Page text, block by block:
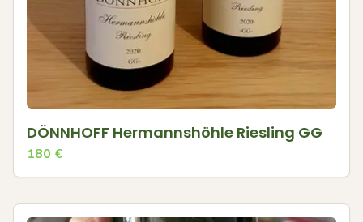
DÖNNHOFF Hermannshöhle Riesling GG
180 €